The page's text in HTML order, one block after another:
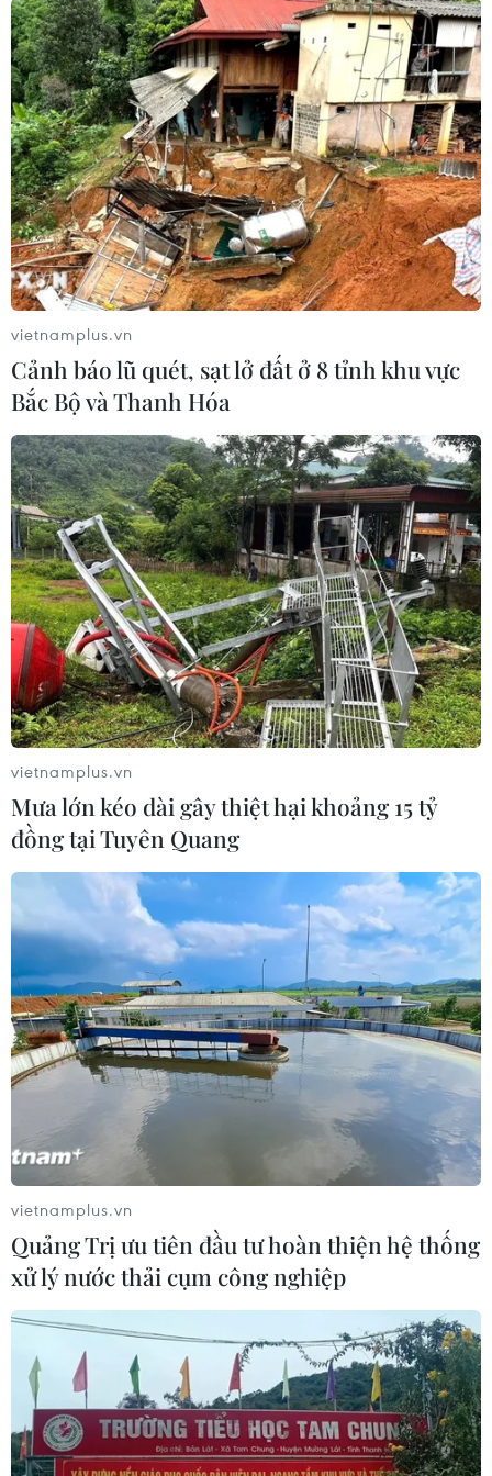
này bằng những sáng tạo riêng, tạo cho tranh
con giáp một diện mạo mới, khác lạ. Đặc biệt,
trong những năm gần đây, việc vẽ tranh con
giáp thu hút khá đông họa sỹ trẻ tham gia. Các
họa sỹ Việt đã hình thành nên một truyền thống
vẽ tranh Tết, tranh con giáp. Các họa sỹ vẽ theo
nhiều phong cách khác nhau (hiện thực, trừu
tượng, biểu hiện…) trên nhiều loại chất liệu
khác nhau.
Hình ảnh một số tác phẩm trưng bày tại triển
vietnamplus.vn
Cảnh báo lũ quét, sạt lở đất ở 8 tỉnh khu vực
Bắc Bộ và Thanh Hóa
vietnamplus.vn
Mưa lớn kéo dài gây thiệt hại khoảng 15 tỷ
đồng tại Tuyên Quang
vietnamplus.vn
Quảng Trị ưu tiên đầu tư hoàn thiện hệ thống
xử lý nước thải cụm công nghiệp